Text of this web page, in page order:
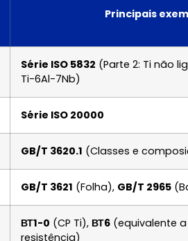
Principais
Série ISO 5832 (Parte 2: Ti não
Ti-6Al-7Nb)
Série ISO 20000
GB/T 3620.1 (Classes e
GB/T 3621 (Folha), GB/T 2965
ВТ1-0 (CP Ti), ВТ6 (equivalente
resistência)